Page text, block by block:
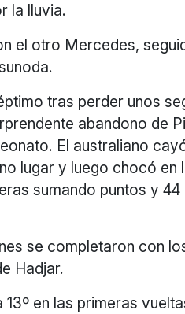
la lluvia.
el otro Mercedes,
tras perder unos
abandono de
El australiano
lugar y luego chocó en
sumando puntos y
se completaron con
Hadjar.
13º en las primeras